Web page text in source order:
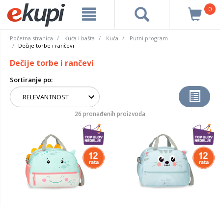
0
Početna stranica Kuća i bašta Kuća
Putni program
Dečije torbe i rančevi
Dečije torbe i rančevi
Sortiranje po:
26 pronađenih proizvoda